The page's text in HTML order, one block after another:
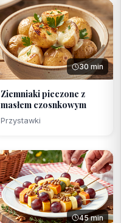
30 min
Ziemniaki pieczone z
masłem czosnkowym
Przystawki
45 min